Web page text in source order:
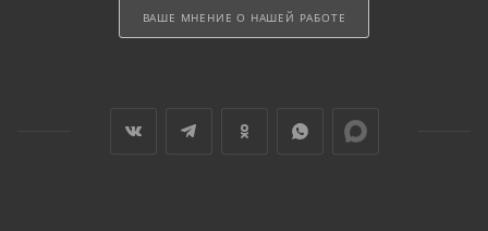
ВАШЕ МНЕНИЕ О НАШЕЙ РАБОТЕ